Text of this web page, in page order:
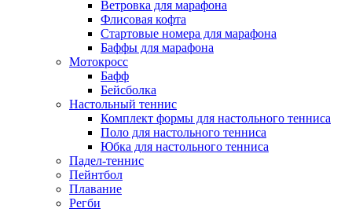
Ветровка для марафона
Флисовая кофта
Стартовые номера для марафона
Баффы для марафона
Мотокросс
Бафф
Бейсболка
Настольный теннис
Комплект формы для настольного тенниса
Поло для настольного тенниса
Юбка для настольного тенниса
Падел-теннис
Пейнтбол
Плавание
Регби